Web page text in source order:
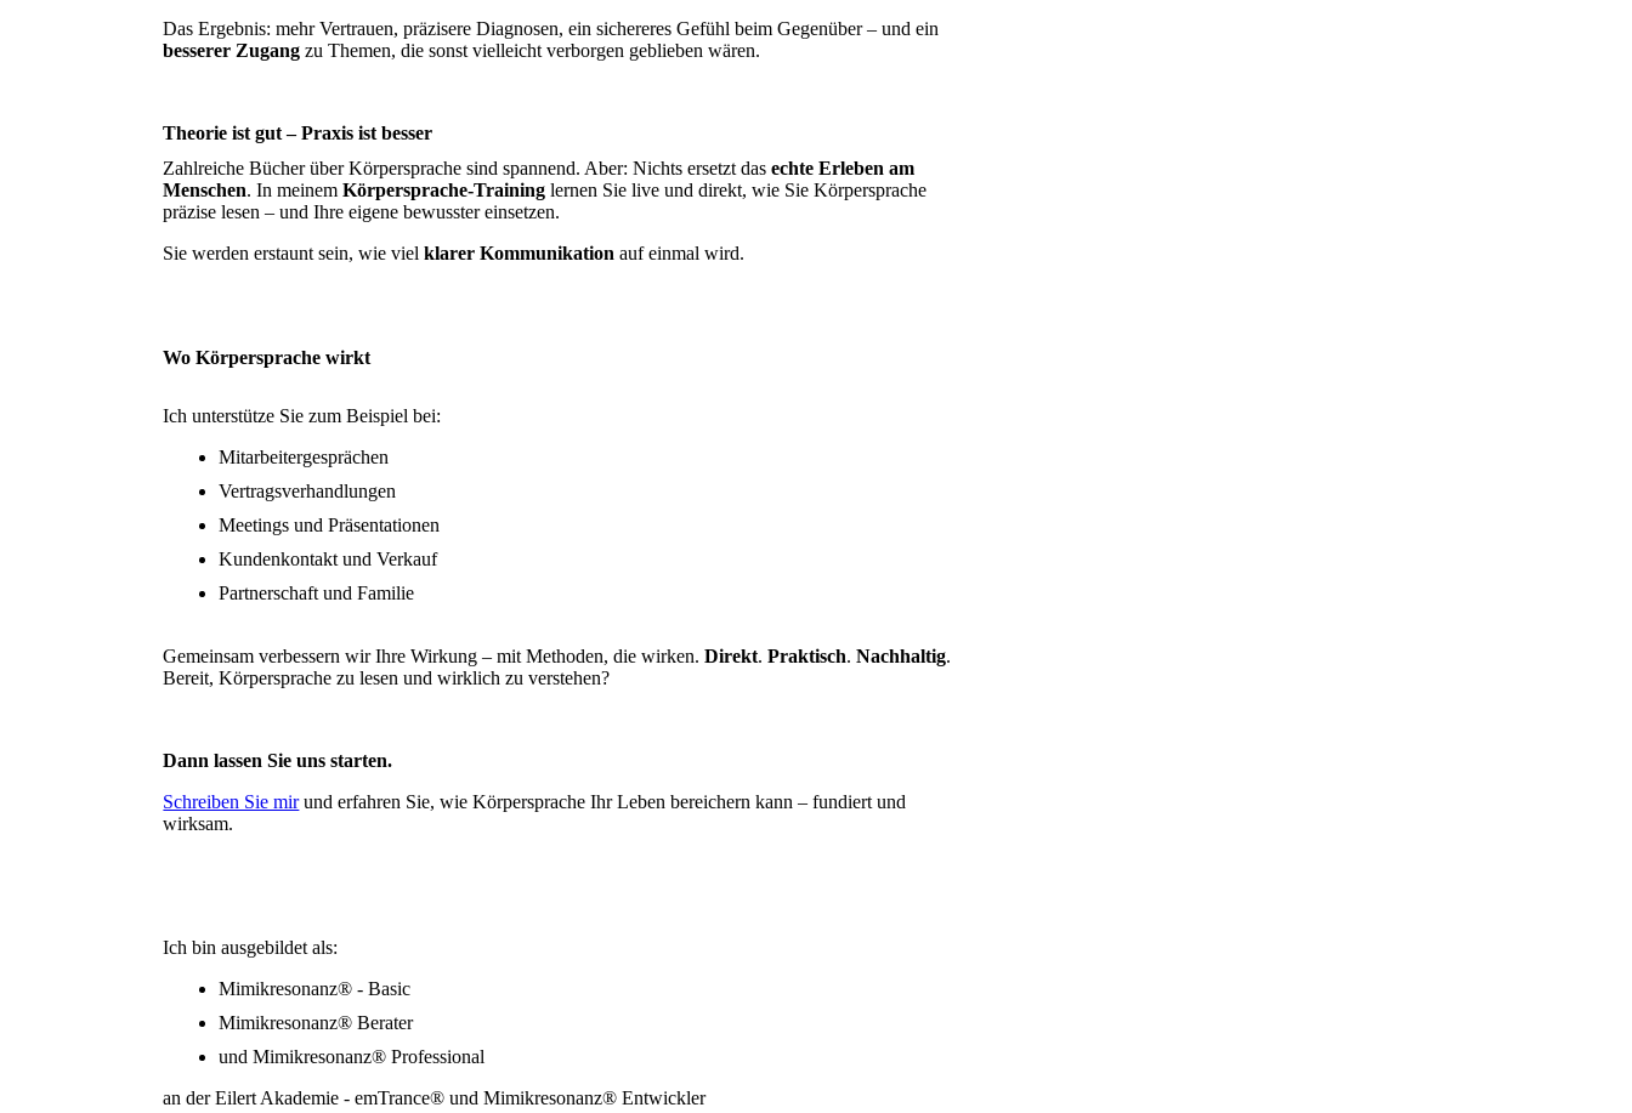
Das Ergebnis: mehr Vertrauen, präzisere Diagnosen, ein sichereres Gefühl beim Gegenüber – und ein
besserer Zugang zu Themen, die sonst vielleicht verborgen geblieben wären.
Theorie ist gut – Praxis ist besser
Zahlreiche Bücher über Körpersprache sind spannend. Aber: Nichts ersetzt dasechte Erleben am
Menschen. In meinemKörpersprache-Training lernen Sie live und direkt, wie Sie Körpersprache
präzise lesen – und Ihre eigene bewusster einsetzen.
Sie werden erstaunt sein, wie vielklarer Kommunikationauf einmal wird.
Wo Körpersprache wirkt
Ich unterstütze Sie zum Beispiel bei:
Mitarbeitergesprächen
Vertragsverhandlungen
Meetings und Präsentationen
Kundenkontakt und Verkauf
Partnerschaft und Familie
Gemeinsam verbessern wir Ihre Wirkung – mit Methoden, die wirken.Direkt. Praktisch.Nachhaltig.
Bereit, Körpersprache zu lesen und wirklich zu verstehen?
Dann lassen Sie uns starten.
Schreiben Sie mirund erfahren Sie, wie Körpersprache Ihr Leben bereichern kann – fundiert und
wirksam.
Ich bin ausgebildet als:
Mimikresonanz® - Basic
Mimikresonanz® Berater
und Mimikresonanz® Professional
an der Eilert Akademie - emTrance® und Mimikresonanz® Entwickler